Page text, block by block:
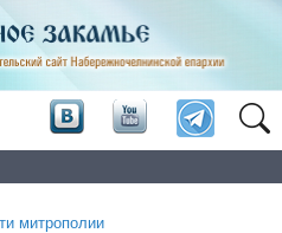
митрополии